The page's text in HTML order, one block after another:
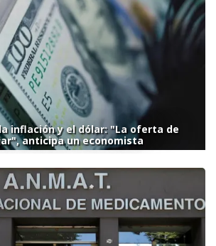
inflación y el dólar: "La oferta de
anticipa un economista